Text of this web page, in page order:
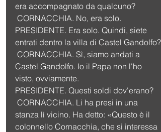
era accompagnato da qualcuno?
CORNACCHIA. No, era solo.
PRESIDENTE. Era solo. Quindi, siete
entrati dentro la villa di Castel Gandolfo?
Castel Gandolfo. Io il Papa non l'ho
visto, ovviamente.
PRESIDENTE. Questi soldi dov'erano?
stanza lì vicino. Ha detto: «Questo è il
colonnello Cornacchia, che si interessa